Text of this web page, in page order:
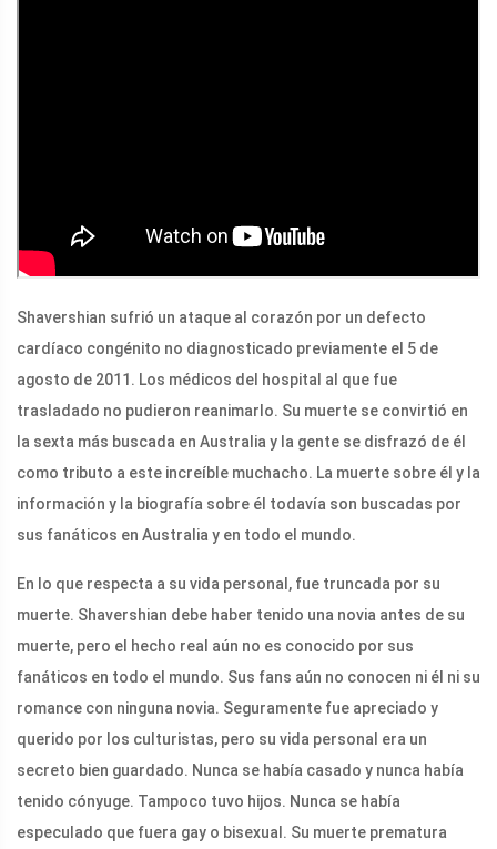
Shavershian sufrió un ataque al corazón por un defecto
cardíaco congénito no diagnosticado previamente el 5 de
agosto de 2011. Los médicos del hospital al que fue
trasladado no pudieron reanimarlo. Su muerte se convirtió en
la sexta más buscada en Australia y la gente se disfrazó de él
como tributo a este increíble muchacho. La muerte sobre él y la
información y la biografía sobre él todavía son buscadas por
sus fanáticos en Australia y en todo el mundo.
En lo que respecta a su vida personal, fue truncada por su
muerte. Shavershian debe haber tenido una novia antes de su
muerte, pero el hecho real aún no es conocido por sus
fanáticos en todo el mundo. Sus fans aún no conocen ni él ni su
romance con ninguna novia. Seguramente fue apreciado y
querido por los culturistas, pero su vida personal era un
secreto bien guardado. Nunca se había casado y nunca había
tenido cónyuge. Tampoco tuvo hijos. Nunca se había
especulado que fuera gay o bisexual. Su muerte prematura